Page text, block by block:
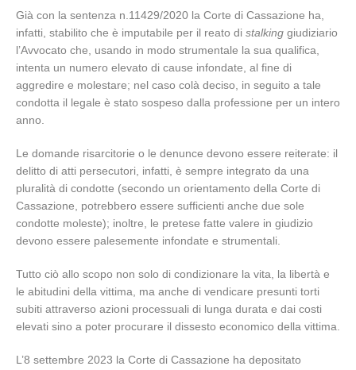
Già con la sentenza n.11429/2020 la Corte di Cassazione ha,
infatti, stabilito che è imputabile per il reato di stalking giudiziario
l’Avvocato che, usando in modo strumentale la sua qualifica,
intenta un numero elevato di cause infondate, al fine di
aggredire e molestare; nel caso colà deciso, in seguito a tale
condotta il legale è stato sospeso dalla professione per un intero
anno.
Le domande risarcitorie o le denunce devono essere reiterate: il
delitto di atti persecutori, infatti, è sempre integrato da una
pluralità di condotte (secondo un orientamento della Corte di
Cassazione, potrebbero essere sufficienti anche due sole
condotte moleste); inoltre, le pretese fatte valere in giudizio
devono essere palesemente infondate e strumentali.
Tutto ciò allo scopo non solo di condizionare la vita, la libertà e
le abitudini della vittima, ma anche di vendicare presunti torti
subiti attraverso azioni processuali di lunga durata e dai costi
elevati sino a poter procurare il dissesto economico della vittima.
L’8 settembre 2023 la Corte di Cassazione ha depositato